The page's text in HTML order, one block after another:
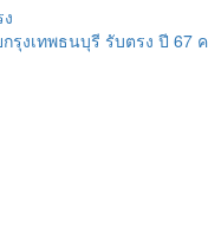
รุงเทพธนบุรี รับตรง ปี 67